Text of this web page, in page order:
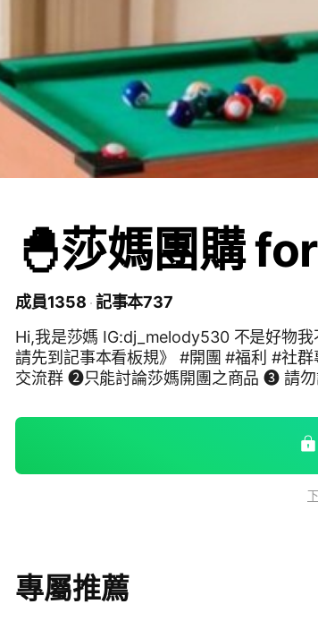
🐣莎媽團購
成員1358 記事本737
Hi,我是莎媽 IG:dj_melody530 不是好物我不推｜用心嚴選在把關 《入群
請先到記事本看板規》 #開團 #福利 #社群專屬下單禮 ❶此群為商品回饋
交流群 ❷只能討論莎媽開團之商品 ❸ 請
要你真心喜歡莎媽都很歡迎🙂 #母嬰 #母嬰用品 #寶寶 #寶寶用品 #團購#
專屬推薦